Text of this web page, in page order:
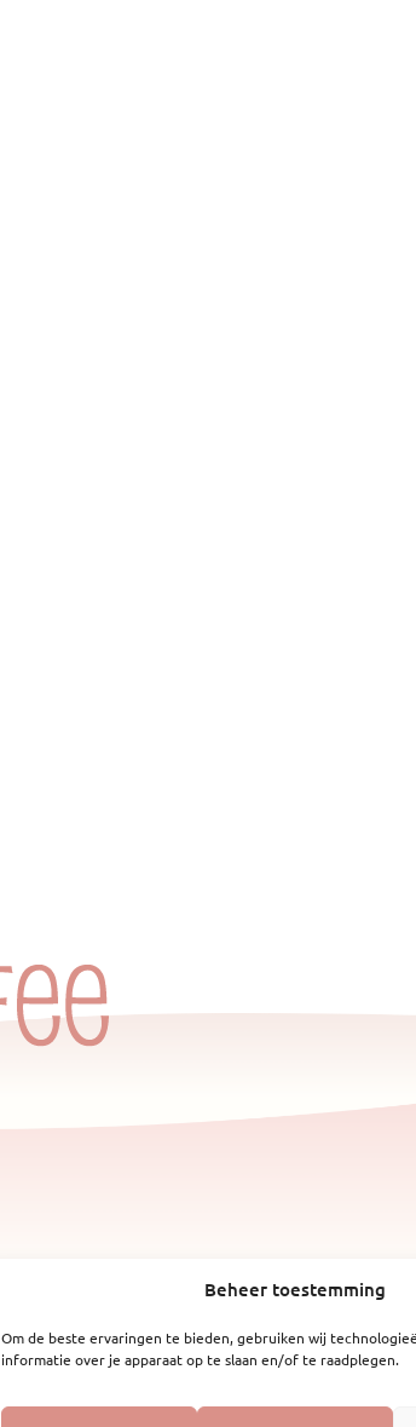
Beheer toestemming
Om de beste ervaringen te bieden, gebruiken wij
informatie over je apparaat op te slaan en/of te raadplegen.